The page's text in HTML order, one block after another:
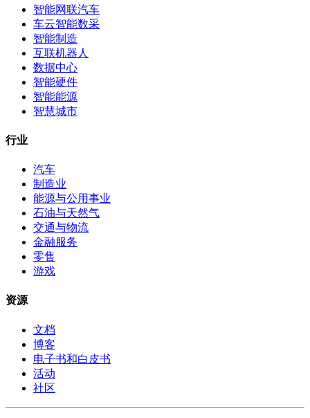
智能网联汽车
车云智能数采
智能制造
互联机器人
数据中心
智能硬件
智能能源
智慧城市
行业
汽车
制造业
能源与公用事业
石油与天然气
交通与物流
金融服务
零售
游戏
资源
文档
博客
电子书和白皮书
活动
社区